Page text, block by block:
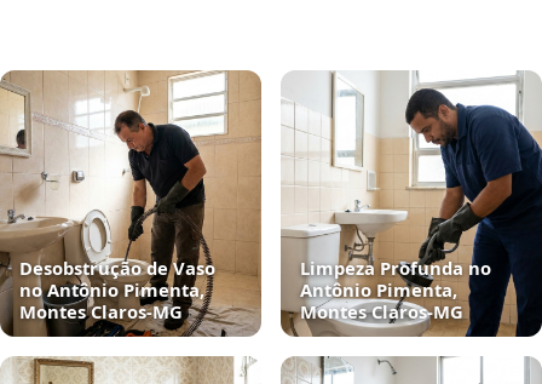
Desobstrução de Vaso
no Antônio Pimenta,
Montes Claros‑MG
Limpeza Profunda no
Antônio Pimenta,
Montes Claros‑MG